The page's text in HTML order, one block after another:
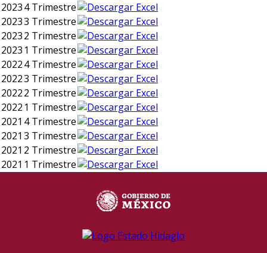
20234 Trimestre
20233 Trimestre
20232 Trimestre
2023 1 Trimestre
20224 Trimestre
20223 Trimestre
20222 Trimestre
2022 1 Trimestre
2021 4 Trimestre
2021 3 Trimestre
2021 2 Trimestre
2021 1 Trimestre